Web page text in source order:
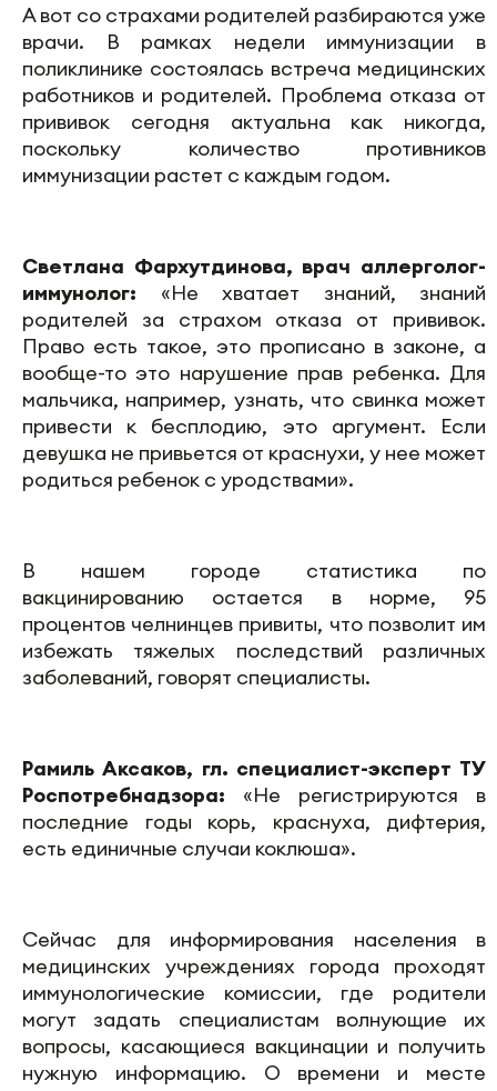
А вот со страхами родителей разбираются уже
врачи. В рамках недели иммунизации в
поликлинике состоялась встреча медицинских
работников и родителей. Проблема отказа от
прививок сегодня актуальна как никогда,
поскольку количество противников
иммунизации растет с каждым годом.
Светлана Фархутдинова, врач аллерголог-
иммунолог: «Не хватает знаний, знаний
родителей за страхом отказа от прививок.
Право есть такое, это прописано в законе, а
вообще-то это нарушение прав ребенка. Для
мальчика, например, узнать, что свинка может
привести к бесплодию, это аргумент. Если
девушка не привьется от краснухи, у нее может
родиться ребенок с уродствами».
В нашем городе статистика по
вакцинированию остается в норме, 95
процентов челнинцев привиты, что позволит им
избежать тяжелых последствий различных
заболеваний, говорят специалисты.
Рамиль Аксаков, гл. специалист-эксперт ТУ
Роспотребнадзора: «Не регистрируются в
последние годы корь, краснуха, дифтерия,
есть единичные случаи коклюша».
Сейчас для информирования населения в
медицинских учреждениях города проходят
иммунологические комиссии, где родители
могут задать специалистам волнующие их
вопросы, касающиеся вакцинации и получить
нужную информацию. О времени и месте